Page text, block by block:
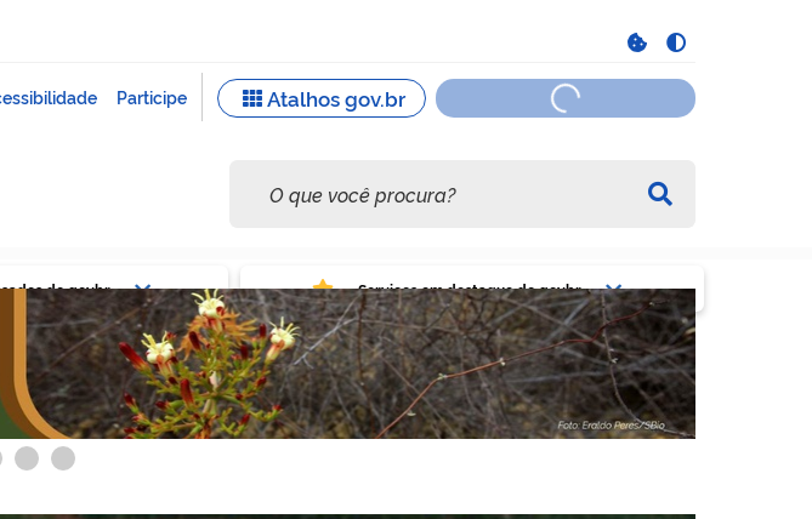
Serviços em destaque do govbr